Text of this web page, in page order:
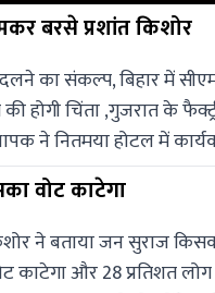
बरसे प्रशांत किशोर
सीएम फेस पर बोले पीके
होगी चिंता ,गुजरात के
संगठन की स्थिति पर
पर विस्तार से मंथन
समय में जीत में बदलने का
हुए उन्होंने भाजपा के
वोट काटेगा
ने बताया जन सुराज
काटेगा और 28 प्रतिशत